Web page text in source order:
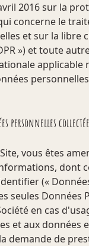
2016 sur la
concerne le
et sur la libre
») et toute
applicable
personnelles
vous êtes
dont
(«
seules Données
en cas
et aux données
demande de